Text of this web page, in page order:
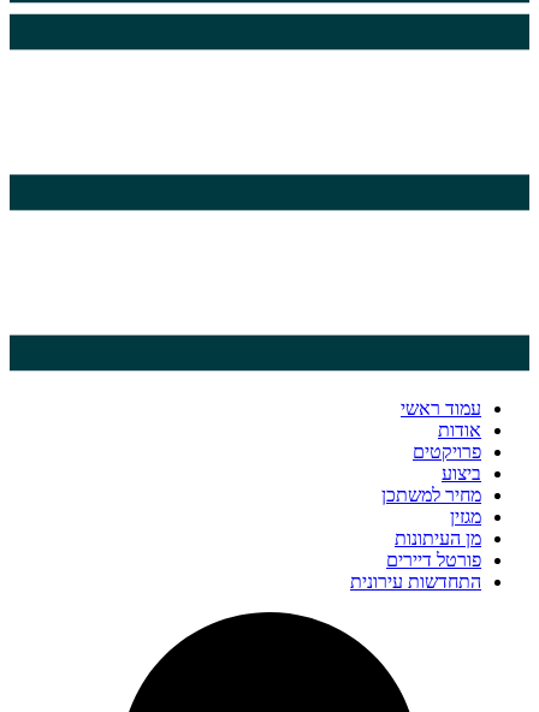
עמוד ראשי
אודות
פרויקטים
ביצוע
מחיר למשתכן
מגזין
מן העיתונות
פורטל דיירים
התחדשות עירונית